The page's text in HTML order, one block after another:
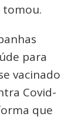
tomou.
para
vacinado
Covid-
que